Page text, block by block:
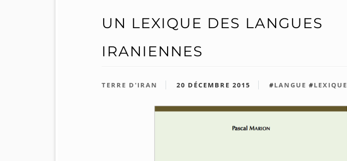
UN LEXIQUE DES LANGUES
IRANIENNES
TERRE D'IRAN 20 DÉCEMBRE 2015 #LANGUE #LEXIQUE